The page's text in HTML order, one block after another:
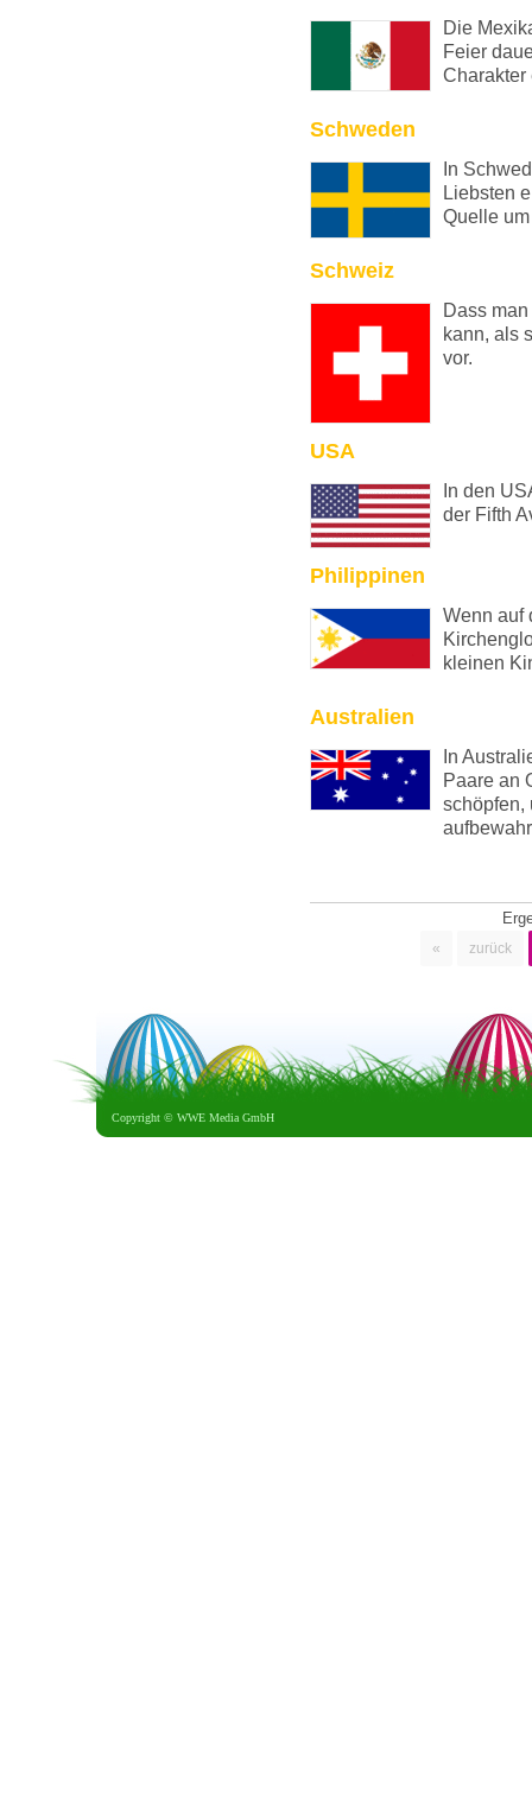
Die
Feier
Charakter
Schweden
In
Liebsten
Quelle
Schweiz
Dass
kann, als
vor.
USA
In den
der Fifth
Philippinen
Wenn auf
kleinen
Australien
In
Paare an
schöpfen,
« zurück
Copyright © WWE Media GmbH